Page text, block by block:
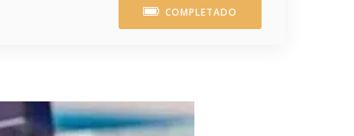
COMPLETADO